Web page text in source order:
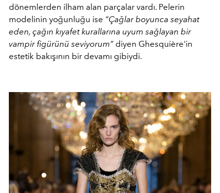
dönemlerden ilham alan parçalar vardı. Pelerin
modelinin yoğunluğu ise “Çağlar boyunca seyahat
eden, çağın kıyafet kurallarına uyum sağlayan bir
vampir figürünü seviyorum” diyen Ghesquière'in
estetik bakışının bir devamı gibiydi.